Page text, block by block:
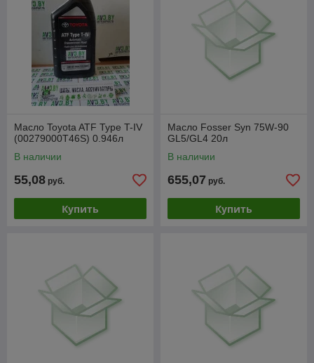
Масло Toyota ATF Type T-IV
(00279000T46S) 0.946л
В наличии
55,08 руб.
Купить
Масло Fosser Syn 75W-90
GL5/GL4 20л
В наличии
655,07 руб.
Купить